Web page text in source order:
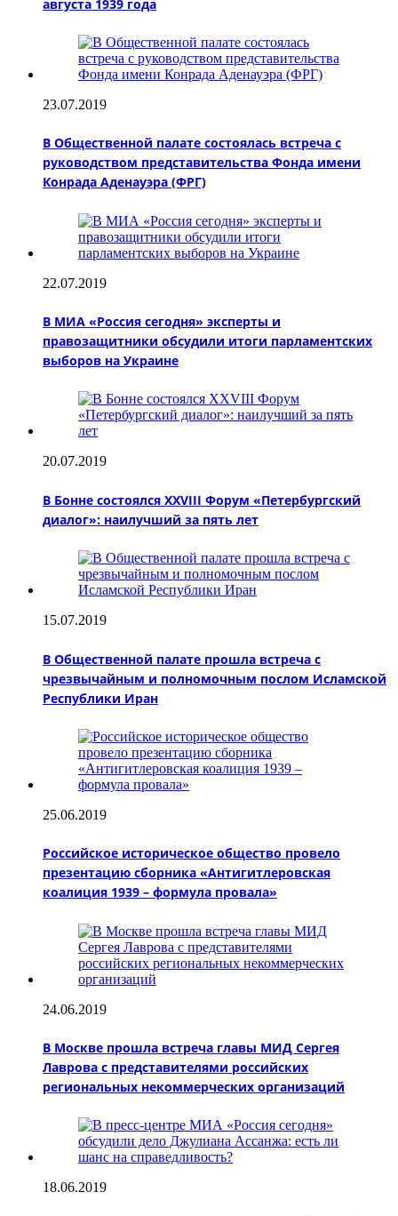
августа 1939 года
23.07.2019
В Общественной палате состоялась встреча с
руководством представительства Фонда имени
Конрада Аденауэра (ФРГ)
22.07.2019
В МИА «Россия сегодня» эксперты и
правозащитники обсудили итоги парламентских
выборов на Украине
20.07.2019
В Бонне состоялся XXVIII Форум «Петербургский
диалог»: наилучший за пять лет
15.07.2019
В Общественной палате прошла встреча с
чрезвычайным и полномочным послом Исламской
Республики Иран
25.06.2019
Российское историческое общество провело
презентацию сборника «Антигитлеровская
коалиция 1939 – формула провала»
24.06.2019
В Москве прошла встреча главы МИД Сергея
Лаврова с представителями российских
региональных некоммерческих организаций
18.06.2019